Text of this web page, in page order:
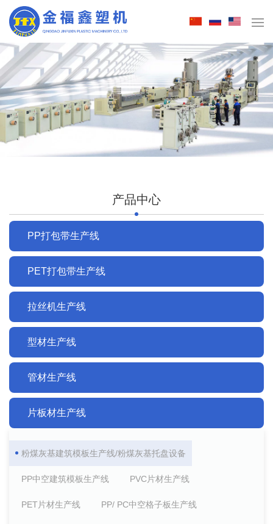
产品中心
PP打包带生产线
PET打包带生产线
拉丝机生产线
型材生产线
管材生产线
片板材生产线
粉煤灰基建筑模板生产线/粉煤灰基托盘设备
PP中空建筑模板生产线 PVC片材生产线
PET片材生产线 PP/ PC中空格子板生产线